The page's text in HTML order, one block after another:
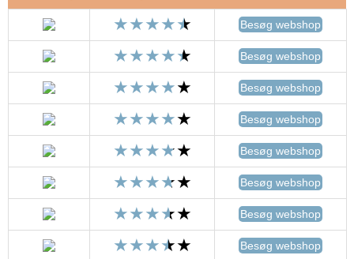
Besøg webshop
Besøg webshop
Besøg webshop
Besøg webshop
Besøg webshop
Besøg webshop
Besøg webshop
Besøg webshop